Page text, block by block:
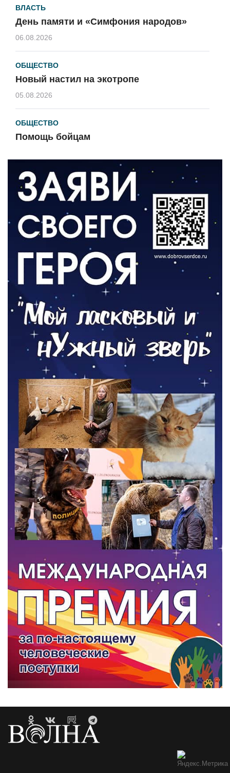
ВЛАСТЬ
День памяти и «Симфония народов»
06.08.2026
ОБЩЕСТВО
Новый настил на экотропе
05.08.2026
ОБЩЕСТВО
Помощь бойцам
ВЛАСТЬ
«Второй старт» для ветеранов СВО
РАЗЪЯСНЯЕМ
Контракт с новой выплатой
05.08.2026